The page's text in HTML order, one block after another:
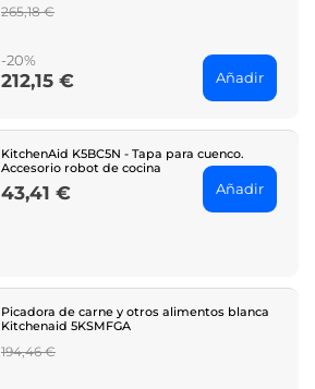
Regular
265,18 €
-20%
Price
212,15 € Añadir
KitchenAid K5BC5N - Tapa para cuenco.
Accesorio robot de cocina
Price
43,41 € Añadir
Picadora de carne y otros alimentos blanca
Kitchenaid 5KSMFGA
Regular
194,46 €